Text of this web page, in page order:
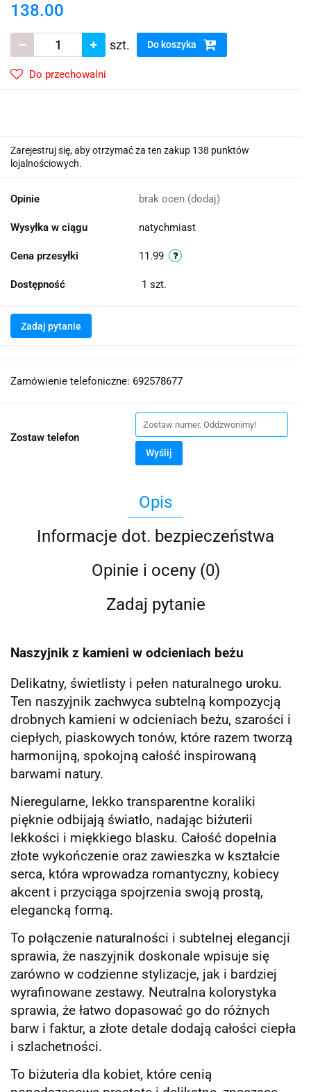
138.00
szt. Do koszyka
Do przechowalni
Zarejestruj się, aby otrzymać za ten zakup 138 punktów
lojalnościowych.
Opinie brak ocen (dodaj)
Wysyłka w ciągu natychmiast
Cena przesyłki 11.99
Dostępność 1 szt.
Zadaj pytanie
Zamówienie telefoniczne: 692578677
Zostaw telefon
Wyślij
Opis
Informacje dot. bezpieczeństwa
Opinie i oceny (0)
Zadaj pytanie
Naszyjnik z kamieni w odcieniach beżu
Delikatny, świetlisty i pełen naturalnego uroku.
Ten naszyjnik zachwyca subtelną kompozycją
drobnych kamieni w odcieniach beżu, szarości i
ciepłych, piaskowych tonów, które razem tworzą
harmonijną, spokojną całość inspirowaną
barwami natury.
Nieregularne, lekko transparentne koraliki
pięknie odbijają światło, nadając biżuterii
lekkości i miękkiego blasku. Całość dopełnia
złote wykończenie oraz zawieszka w kształcie
serca, która wprowadza romantyczny, kobiecy
akcent i przyciąga spojrzenia swoją prostą,
elegancką formą.
To połączenie naturalności i subtelnej elegancji
sprawia, że naszyjnik doskonale wpisuje się
zarówno w codzienne stylizacje, jak i bardziej
wyrafinowane zestawy. Neutralna kolorystyka
sprawia, że łatwo dopasować go do różnych
barw i faktur, a złote detale dodają całości ciepła
i szlachetności.
To biżuteria dla kobiet, które cenią